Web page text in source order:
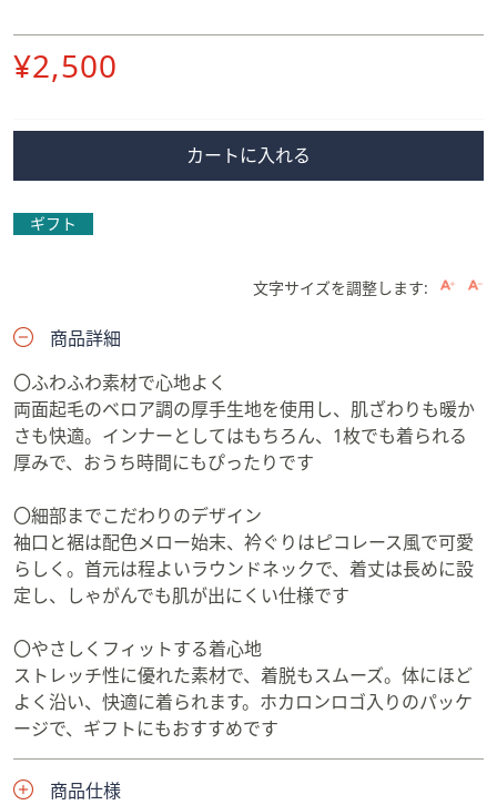
削
¥2,500
カートに入れる
ギフト
文字サイズを調整します:
商品詳細
〇ふわふわ素材で心地よく
両面起毛のベロア調の厚手生地を使用し、肌ざわりも暖か
さも快適。インナーとしてはもちろん、1枚でも着られる
厚みで、おうち時間にもぴったりです
〇細部までこだわりのデザイン
袖口と裾は配色メロー始末、衿ぐりはピコレース風で可愛
らしく。首元は程よいラウンドネックで、着丈は長めに設
定し、しゃがんでも肌が出にくい仕様です
〇やさしくフィットする着心地
ストレッチ性に優れた素材で、着脱もスムーズ。体にほど
よく沿い、快適に着られます。ホカロンロゴ入りのパッケ
ージで、ギフトにもおすすめです
商品仕様